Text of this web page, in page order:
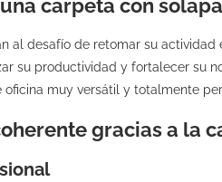
carpeta con
al desafío de retomar su
su productividad y fortalecer su
muy versátil y totalmente
gracias a la